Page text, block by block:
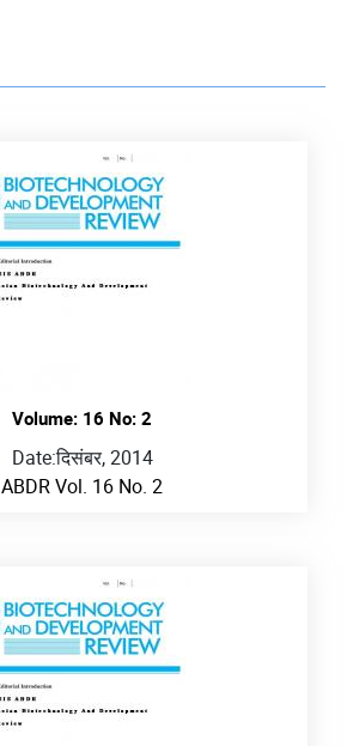
Volume: 16 No: 2
Date:दिसंबर, 2014
ABDR Vol. 16 No. 2